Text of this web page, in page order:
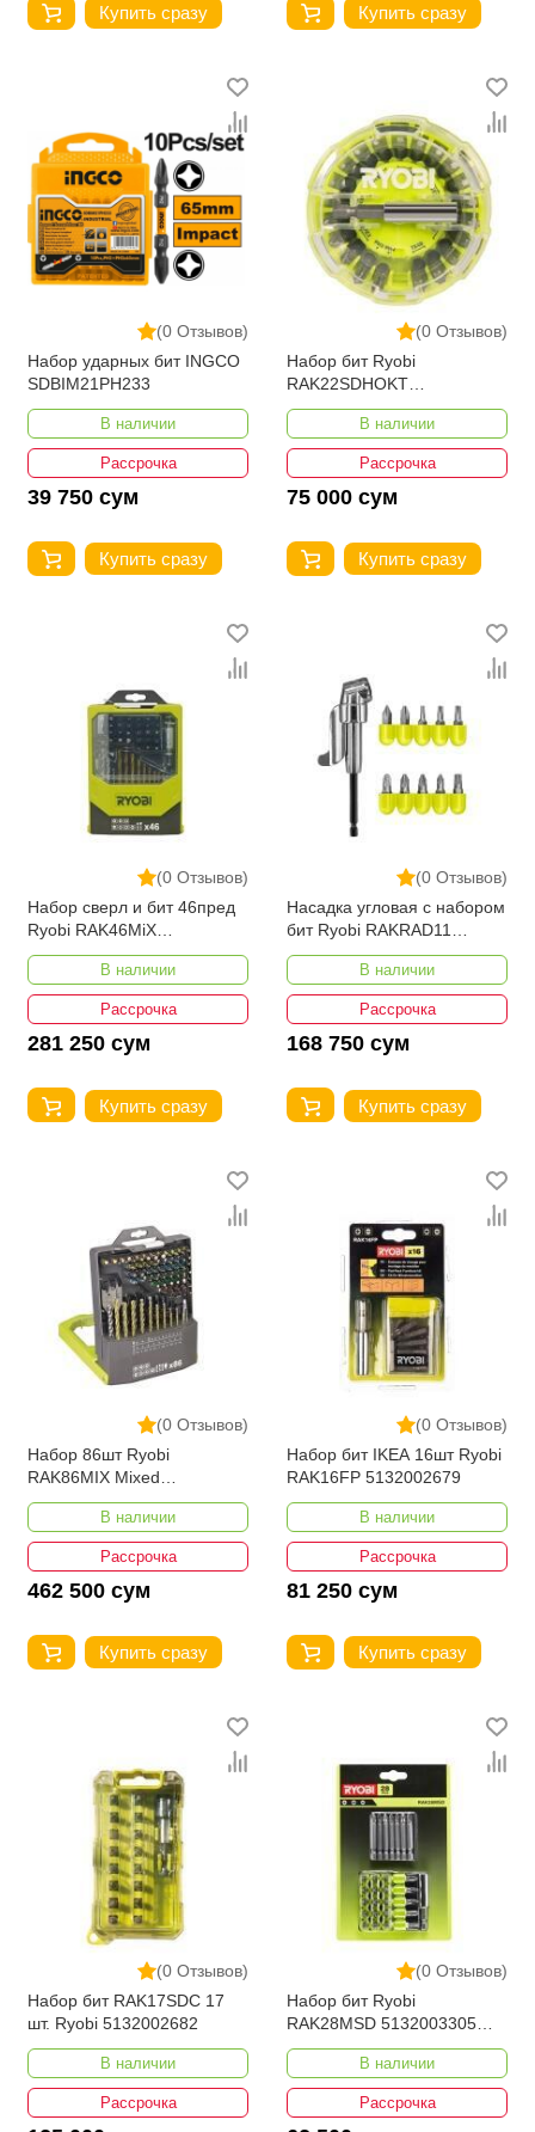
Купить сразу Купить сразу
(0 Отзывов)
Набор ударных бит INGCO
SDBIM21PH233
В наличии
Рассрочка
39 750 сум
Купить сразу
(0 Отзывов)
Набор бит Ryobi
RAK22SDHOKT
5132004430
В наличии
Рассрочка
75 000 сум
Купить сразу
(0 Отзывов)
Набор сверл и бит 46пред
Ryobi RAK46MiX
5132002686
В наличии
Рассрочка
281 250 сум
Купить сразу
(0 Отзывов)
Насадка угловая с набором
бит Ryobi RAKRAD11
5132004834
В наличии
Рассрочка
168 750 сум
Купить сразу
(0 Отзывов)
Набор 86шт Ryobi
RAK86MIX Mixed
5132002699
В наличии
Рассрочка
462 500 сум
Купить сразу
(0 Отзывов)
Набор бит IKEA 16шт Ryobi
RAK16FP 5132002679
В наличии
Рассрочка
81 250 сум
Купить сразу
(0 Отзывов)
Набор бит RAK17SDC 17
шт. Ryobi 5132002682
В наличии
Рассрочка
(0 Отзывов)
Набор бит Ryobi
RAK28MSD 5132003305
28шт
В наличии
Рассрочка